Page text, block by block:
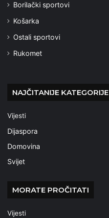
Borilački sportovi
Košarka
Ostali sportovi
Rukomet
NAJČITANIJE KATEGORIJE
Vijesti
Dijaspora
Domovina
Svijet
MORATE PROČITATI
Vijesti